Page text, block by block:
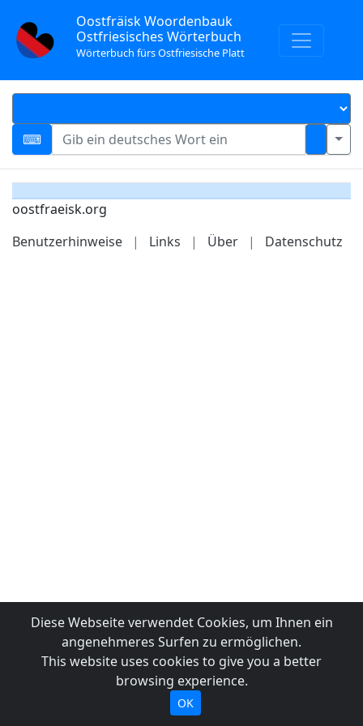
Oostfräisk Woordenbauk
Ostfriesisches Wörterbuch
Wörterbuch fürs Ostfriesische Platt
oostfraeisk.org
Benutzerhinweise
| Links | Über | Datenschutz
Diese Webseite verwendet Cookies, um Ihnen ein
angenehmeres Surfen zu ermöglichen.
This website uses cookies to give you a better
browsing experience.
OK